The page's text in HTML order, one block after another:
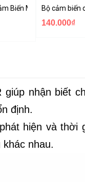
XH-W3002 220VAC
Biến Mở Cửa NC/NO
Bộ cảm biến
140.000₫
nhận biết
định.
hiện và thời
nhau.